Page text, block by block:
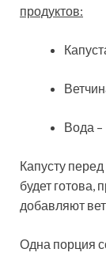
продуктов:
Вода –
Капусту
будет готова,
добавляют
Одна порция